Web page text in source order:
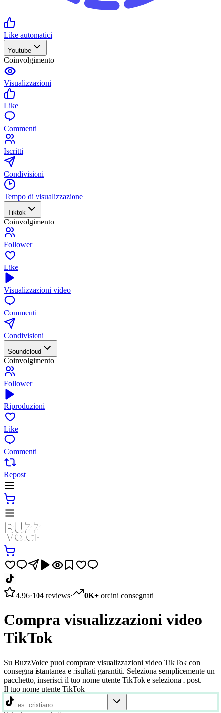
Like automatici
Youtube
Coinvolgimento
Visualizzazioni
Like
Commenti
Iscritti
Condivisioni
Tempo di visualizzazione
Tiktok
Coinvolgimento
Follower
Like
Visualizzazioni video
Commenti
Condivisioni
Soundcloud
Coinvolgimento
Follower
Riproduzioni
Like
Commenti
Repost
4.96·104 reviews· 0K+ ordini consegnati
Compra visualizzazioni video
TikTok
Su BuzzVoice puoi comprare visualizzazioni video TikTok con
consegna istantanea e risultati garantiti. Seleziona semplicemente un
pacchetto, inserisci il tuo nome utente TikTok e seleziona i post.
Il tuo nome utente TikTok